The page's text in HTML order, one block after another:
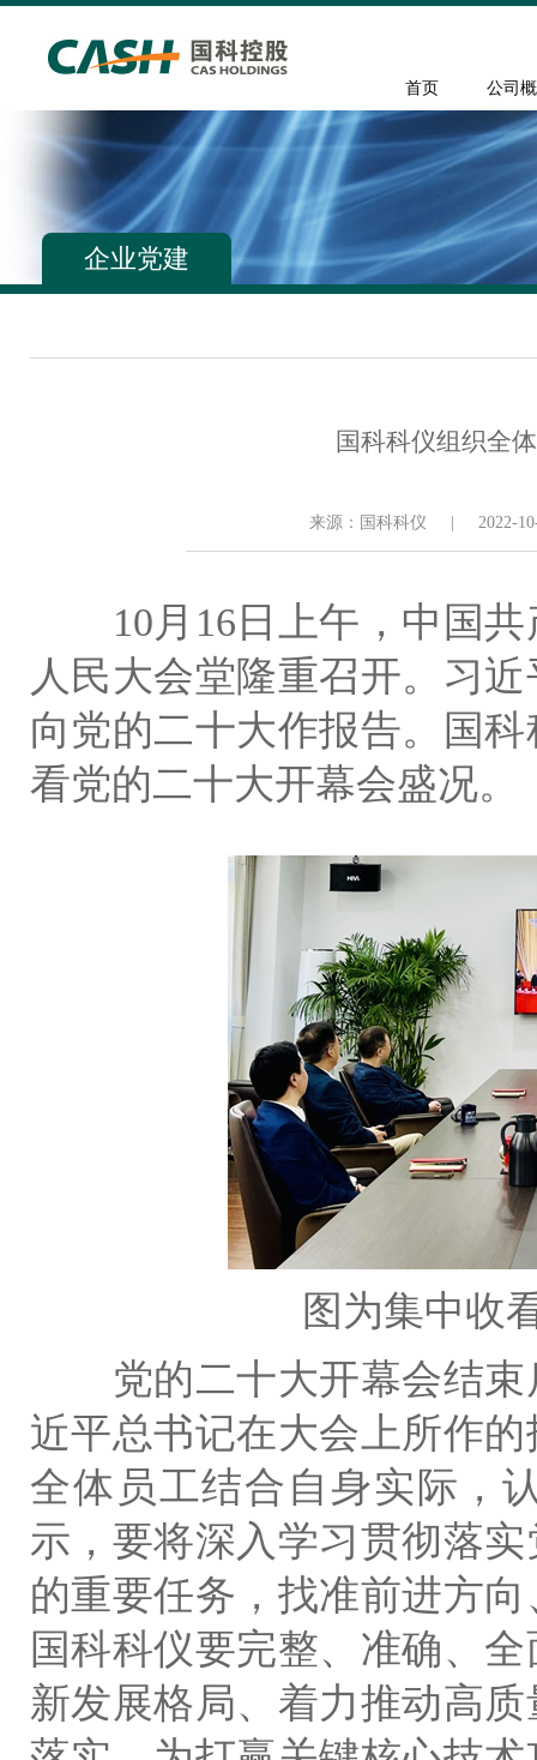
首页 公司
企业党建
国科科仪组织全
来源：国科科仪 2022-
10月16日上午，中国共
人民大会堂隆重召开。习
向党的二十大作报告。国
看党的二十大开幕会盛况。
图为集中收
党的二十大开幕会结束
近平总书记在大会上所作
全体员工结合自身实际，
示，要将深入学习贯彻落
的重要任务，找准前进方
国科科仪要完整、准确、
新发展格局、着力推动高